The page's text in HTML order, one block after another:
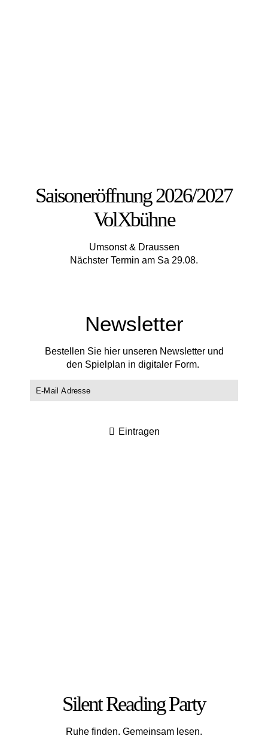
Saisoneröffnung 2026/2027
VolXbühne
Umsonst & Draussen
Nächster Termin am Sa 29.08.
Newsletter
Bestellen Sie hier unseren Newsletter und
den Spielplan in digitaler Form.
Eintragen
Silent Reading Party
Ruhe finden. Gemeinsam lesen.